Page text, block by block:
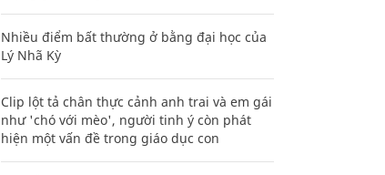
Nhiều điểm bất thường ở bằng đại học của
Lý Nhã Kỳ
Clip lột tả chân thực cảnh anh trai và em gái
như 'chó với mèo', người tinh ý còn phát
hiện một vấn đề trong giáo dục con